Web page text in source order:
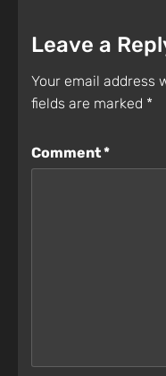
Leave a
Your email address
fields are marked *
Comment*